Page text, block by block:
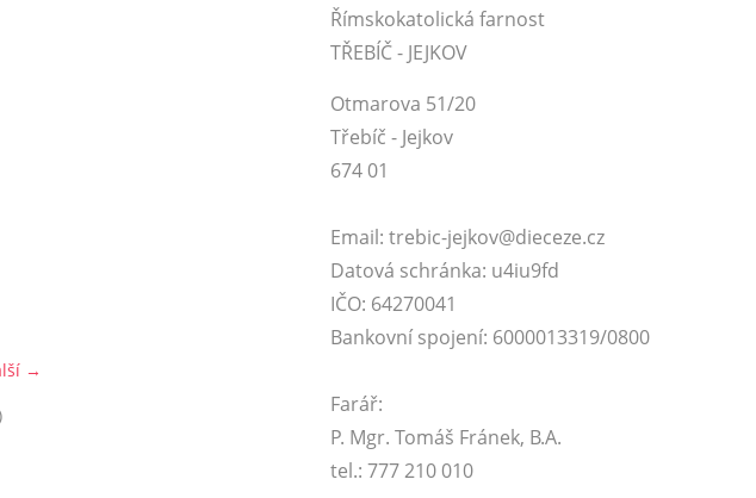
→
Římskokatolická farnost
TŘEBÍČ - JEJKOV
Otmarova 51/20
Třebíč - Jejkov
674 01
Email: trebic-jejkov@dieceze.cz
Datová schránka: u4iu9fd
IČO: 64270041
Bankovní spojení: 6000013319/0800
Farář:
P. Mgr. Tomáš Fránek, B.A.
tel.: 777 210 010